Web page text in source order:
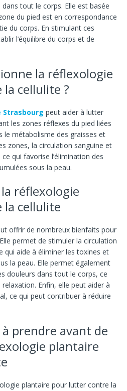
tout le corps. Elle est basée
du pied est en correspondance
du corps. En stimulant ces
l’équilibre du corps et de
la réflexologie
cellulite ?
peut aider à lutter
les zones réflexes du pied liées
le métabolisme des graisses et
zones, la circulation sanguine et
qui favorise l’élimination des
sous la peau.
réflexologie
la cellulite
offrir de nombreux bienfaits pour
permet de stimuler la circulation
qui aide à éliminer les toxines et
la peau. Elle permet également
douleurs dans tout le corps, ce
Enfin, elle peut aider à
ce qui peut contribuer à réduire
prendre avant de
plantaire
plantaire pour lutter contre la